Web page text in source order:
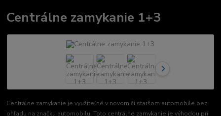
Centrálne zamykanie 1+3
Centrálne zamykanie je využiteľné v novom či staršom automobile bez
ohľadu na značku automobilu. Toto centrálne zamykanie je výhodou pri